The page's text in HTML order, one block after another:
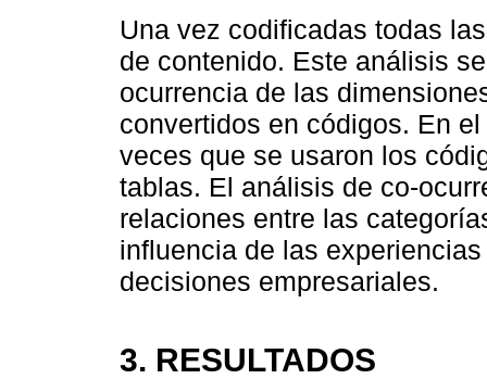
Una vez codificadas todas
de contenido. Este análisis
ocurrencia de las
convertidos en códigos. En
veces que se usaron los
tablas. El análisis de co-
relaciones entre las
influencia de las
decisiones empresariales.
3. RESULTADOS